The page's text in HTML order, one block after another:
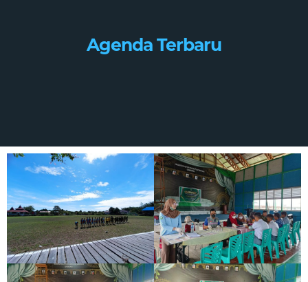
Agenda Terbaru